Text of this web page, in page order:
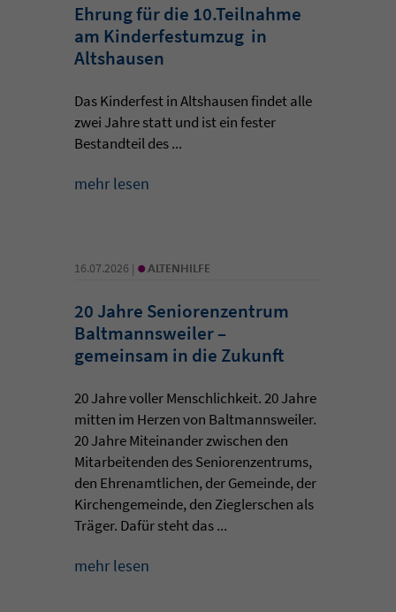
Ehrung für die 10.Teilnahme
am Kinderfestumzug in
Altshausen
Das Kinderfest in Altshausen findet alle
zwei Jahre statt und ist ein fester
Bestandteil des ...
mehr lesen
16.07.2026 | • ALTENHILFE
20 Jahre Seniorenzentrum
Baltmannsweiler –
gemeinsam in die Zukunft
20 Jahre voller Menschlichkeit. 20 Jahre
mitten im Herzen von Baltmannsweiler.
20 Jahre Miteinander zwischen den
Mitarbeitenden des Seniorenzentrums,
den Ehrenamtlichen, der Gemeinde, der
Kirchengemeinde, den Zieglerschen als
Träger. Dafür steht das ...
mehr lesen